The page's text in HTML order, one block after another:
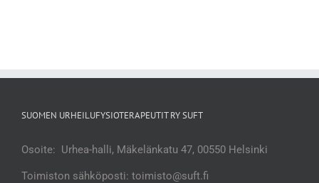
SUOMEN URHEILUFYSIOTERAPEUTIT RY SUFT
Osoite: Urhea-halli, Mäkelänkatu 47, 00550 Helsinki
Toimiston sähköposti: toimisto@suft.fi